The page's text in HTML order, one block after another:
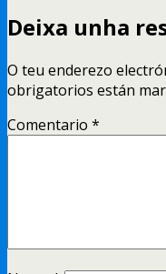
Deixa unha
O teu enderezo
obrigatorios están
Comentario *